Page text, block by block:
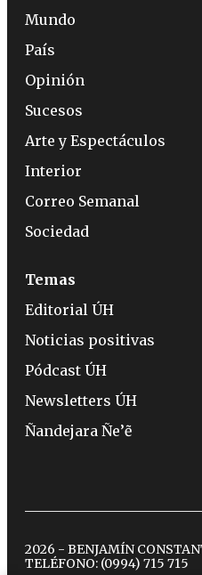
Mundo
País
Opinión
Sucesos
Arte y Espectáculos
Interior
Correo Semanal
Sociedad
Temas
Editorial ÚH
Noticias positivas
Pódcast ÚH
Newsletters ÚH
Ñandejara Ñe’ẽ
2026 - BENJAMÍN
TELÉFONO: (0994) 715 715